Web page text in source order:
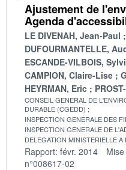
Ajustement de
Agenda
LE DIVENAH, Jean-Paul
DUFOURMANTELLE,
ESCANDE-VILBOIS,
CAMPION, Claire-Lise
HEYRMAN, Eric
CONSEIL GENERAL DE
DURABLE (CGEDD)
INSPECTION GENERALE DES
INSPECTION GENERALE DE
DELEGATION MINISTERIELLE
Rapport: févr. 2014
n°008617-02